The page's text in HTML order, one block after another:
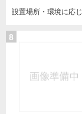
設置場所・環境に応
8